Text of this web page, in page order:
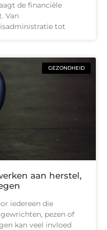
de financiële
Van
tot
GEZONDHEID
aan herstel,
iedereen die
pezen of
kan veel invloed